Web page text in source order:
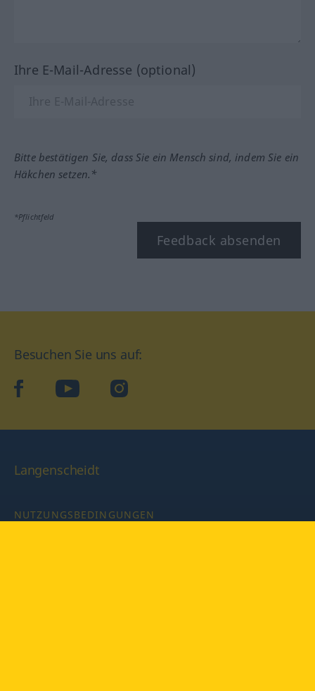
Ihre E-Mail-Adresse (optional)
Bitte bestätigen Sie, dass Sie ein Mensch sind, indem Sie ein
Häkchen setzen.*
*Pflichtfeld
Feedback absenden
Besuchen Sie uns auf:
facebookYouTube Instagram
Langenscheidt
NUTZUNGSBEDINGUNGEN